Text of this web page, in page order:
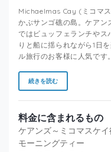
Michaelmas Cay (ミコマ
かぶサンゴ礁の島。ケア
ではビュッフェランチやス
りと船に揺られながら1日
ル旅行のお客様に人気です。
続きを読む
料金に含まれるもの
ケアンズ～ミコマスケ
モーニングティー